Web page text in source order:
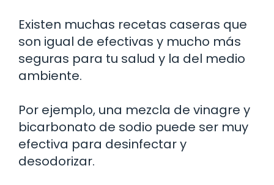
Existen muchas recetas caseras que
son igual de efectivas y mucho más
seguras para tu salud y la del medio
ambiente.
Por ejemplo, una mezcla de vinagre y
bicarbonato de sodio puede ser muy
efectiva para desinfectar y
desodorizar.